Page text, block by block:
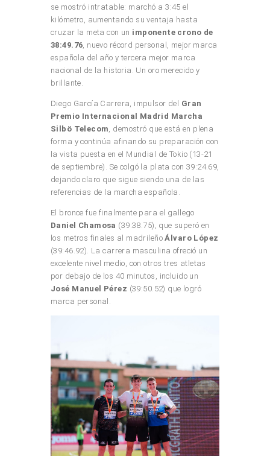
se mostró intratable: marchó a 3:45 el
kilómetro, aumentando su ventaja hasta
cruzar la meta con un imponente crono de
38:49.76, nuevo récord personal, mejor marca
española del año y tercera mejor marca
nacional de la historia. Un oro merecido y
brillante.
Diego García Carrera, impulsor del Gran
Premio Internacional Madrid Marcha
Silbö Telecom, demostró que está en plena
forma y continúa afinando su preparación con
la vista puesta en el Mundial de Tokio (13-21
de septiembre). Se colgó la plata con 39:24.69,
dejando claro que sigue siendo una de las
referencias de la marcha española.
El bronce fue finalmente para el gallego
Daniel Chamosa (39:38.75), que superó en
los metros finales al madrileño Álvaro López
(39:46.92). La carrera masculina ofreció un
excelente nivel medio, con otros tres atletas
por debajo de los 40 minutos, incluido un
José Manuel Pérez (39:50.52) que logró
marca personal.